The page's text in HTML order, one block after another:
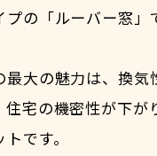
の「ルーバー窓」
最大の魅力は、換気
住宅の機密性が下が
です。